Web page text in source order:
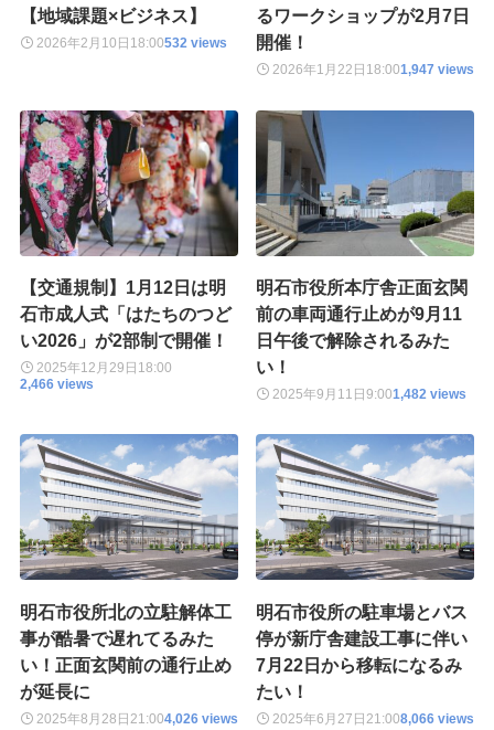
【地域課題×ビジネス】
2026年2月10日 18:00532 views
るワークショップが2月7日
開催！
2026年1月22日 18:001,947 views
【交通規制】1月12日は明
石市成人式「はたちのつど
い2026」が2部制で開催！
2025年12月29日 18:00
2,466 views
明石市役所本庁舎正面玄関
前の車両通行止めが9月11
日午後で解除されるみた
い！
2025年9月11日9:001,482 views
明石市役所北の立駐解体工
事が酷暑で遅れてるみた
い！正面玄関前の通行止め
が延長に
2025年8月28日 21:004,026 views
明石市役所の駐車場とバス
停が新庁舎建設工事に伴い
7月22日から移転になるみ
たい！
2025年6月27日21:008,066 views